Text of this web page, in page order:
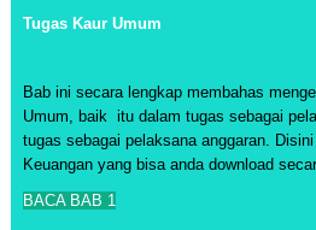
Tugas Kaur Umum
Bab ini secara lengkap membahas
Umum, baik itu dalam tugas sebagai
tugas sebagai pelaksana anggaran.
Keuangan yang bisa anda download
BACA BAB 1